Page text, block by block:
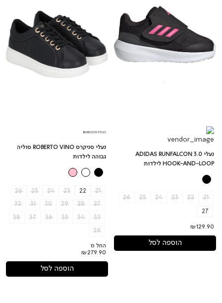
LOOP
לילדות
נעלי ADIDAS RUNFALCON 3.0
HOOK-AND-LOOP לילדות
21
22
23
24
25
26
27
₪129.90
הוספה לסל
לילדות
נעלי סניקרס ROBERTO VINO סוליה
גבוהה לילדות
21
22
23
24
25
26
27
28
29
30
31
32
33
34
35
36
37
38
39
החל מ
₪279.90
הוספה לסל